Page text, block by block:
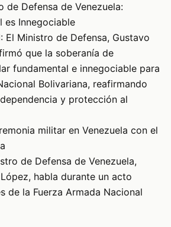
de Defensa de Venezuela:
es Innegociable
El Ministro de Defensa, Gustavo
que la soberanía de
fundamental e innegociable para
Bolivariana, reafirmando
y protección al
militar en Venezuela con el
de Defensa de Venezuela,
habla durante un acto
de la Fuerza Armada Nacional